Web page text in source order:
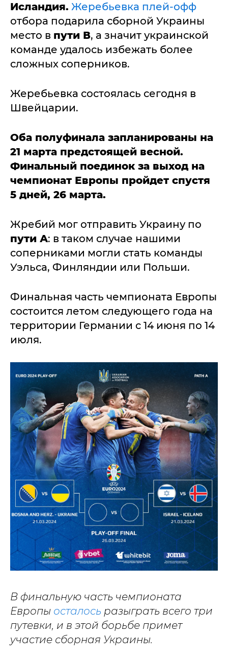
Исландия. Жеребьевка плей-офф
отбора подарила сборной Украины
место в пути В, а значит украинской
команде удалось избежать более
сложных соперников.
Жеребьевка состоялась сегодня в
Швейцарии.
Оба полуфинала запланированы на
21 марта предстоящей весной.
Финальный поединок за выход на
чемпионат Европы пройдет спустя
5 дней, 26 марта.
Жребий мог отправить Украину по
пути А: в таком случае нашими
соперниками могли стать команды
Уэльса, Финляндии или Польши.
Финальная часть чемпионата Европы
состоится летом следующего года на
территории Германии c 14 июня по 14
июля.
В финальную часть чемпионата
Европы осталось разыграть всего три
путевки, и в этой борьбе примет
участие сборная Украины.